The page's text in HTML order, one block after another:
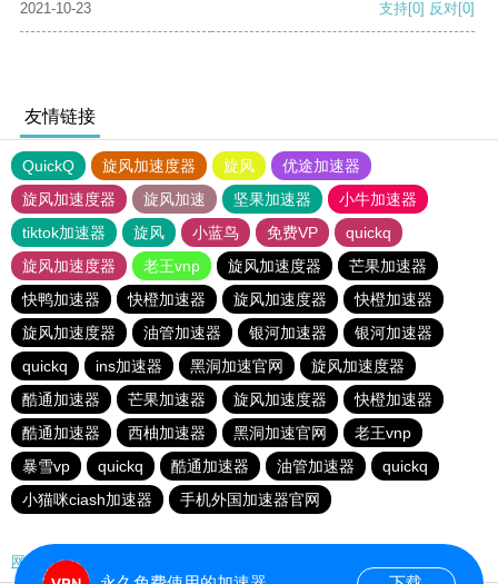
2021-10-23 支持[0] 反对[0]
友情链接
QuickQ 旋风加速度器 旋风
优途加速器
旋风加速度器
旋风加速 坚果加速器
小牛加速器
tiktok加速器
旋风 小蓝鸟 免费VP
quickq
旋风加速度器
老王vnp 旋风加速度器
芒果加速器
快鸭加速器
快橙加速器 旋风加速度器
快橙加速器
旋风加速度器
油管加速器 银河加速器
银河加速器
quickq
ins加速器 黑洞加速官网
旋风加速度器
酷通加速器
芒果加速器 旋风加速度器
快橙加速器
酷通加速器
西柚加速器 黑洞加速官网
老王vnp
暴雪vp
quickq 酷通加速器 油管加速器
quickq
小猫咪ciash加速器
手机外国加速器官网
网站地图